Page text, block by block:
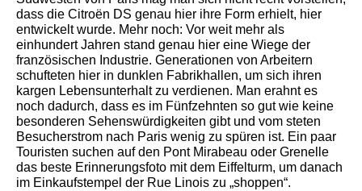
dass die Citroën DS genau hier ihre Form erhielt, hier
entwickelt wurde. Mehr noch: Vor weit mehr als
einhundert Jahren stand genau hier eine Wiege der
französischen Industrie. Generationen von Arbeitern
schufteten hier in dunklen Fabrikhallen, um sich ihren
kargen Lebensunterhalt zu verdienen. Man erahnt es
noch dadurch, dass es im Fünfzehnten so gut wie keine
besonderen Sehenswürdigkeiten gibt und vom steten
Besucherstrom nach Paris wenig zu spüren ist. Ein paar
Touristen suchen auf den Pont Mirabeau oder Grenelle
das beste Erinnerungsfoto mit dem Eiffelturm, um danach
im Einkaufstempel der Rue Linois zu „shoppen“.